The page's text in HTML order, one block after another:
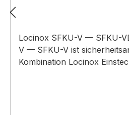
Locinox SFKU-V — SFKU-
V — SFKU-V ist
Kombination Locinox